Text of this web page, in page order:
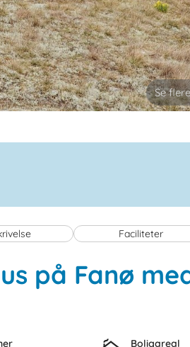
Faciliteter
på Fanø
Boligareal